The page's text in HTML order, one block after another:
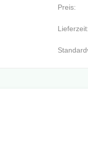
Preis:
Lieferzeit: